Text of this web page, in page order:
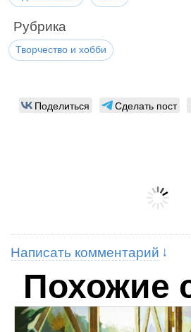
Рубрика
Творчество и хобби
Поделиться Сделать пост
Написать комментарий
Похожие